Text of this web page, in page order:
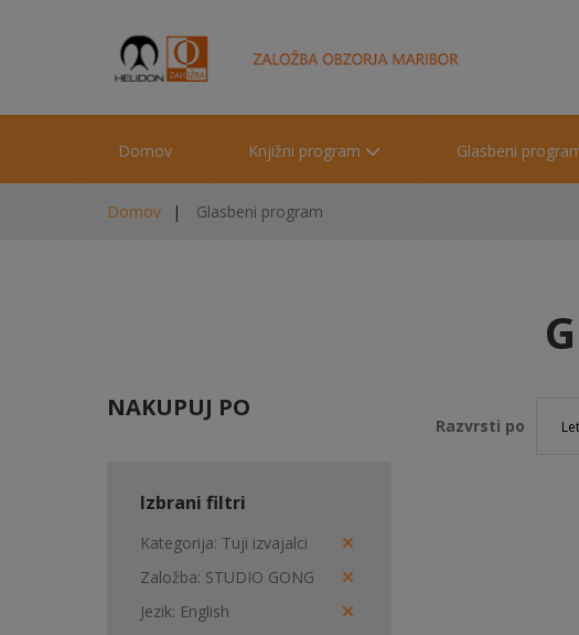
Domov Knjižni program Glasbeni
Domov Glasbeni program
Razvrsti po
NAKUPUJ PO
Izbrani filtri
Kategorija Tuji izvajalci
Založba STUDIO GONG
Jezik English